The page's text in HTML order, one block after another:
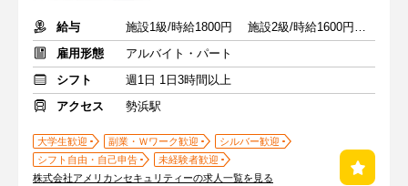
給与
施設1級/時給1800円 施設2級/時給1600円 未経験/時給1550円
雇用形態
アルバイト・パート
シフト
週1日 1日3時間以上
アクセス
勢浜駅
大学生歓迎 副業・Ｗワーク歓迎
シルバー歓迎
シフト自由・自己申告
未経験者歓迎
株式会社アメリカンセキュリティーの求人一覧を見る